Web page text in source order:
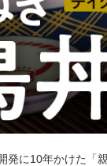
に10年かけた「